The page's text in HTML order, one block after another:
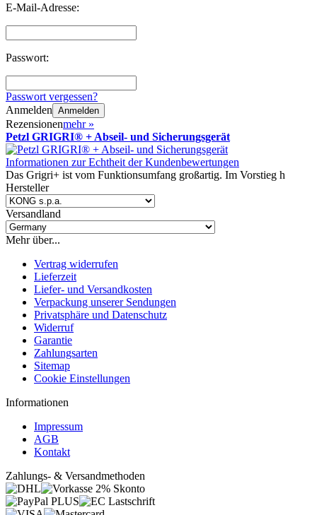
E-Mail-Adresse:
Passwort:
Passwort vergessen?
Anmelden Anmelden
Rezensionenmehr »
Petzl GRIGRI® + Abseil- und Sicherungsgerät
Informationen zur Echtheit der Kundenbewertungen
Das Grigri+ ist vom Funktionsumfang großartig. Im Vorstieg h
Hersteller
Versandland
Mehr über...
Vertrag widerrufen
Lieferzeit
Liefer- und Versandkosten
Verpackung unserer Sendungen
Privatsphäre und Datenschutz
Widerruf
Garantie
Zahlungsarten
Sitemap
Cookie Einstellungen
Informationen
Impressum
AGB
Kontakt
Zahlungs- & Versandmethoden